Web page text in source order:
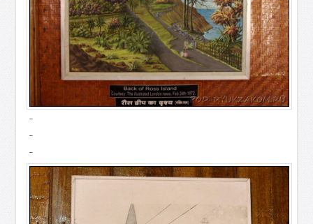
-
-
-